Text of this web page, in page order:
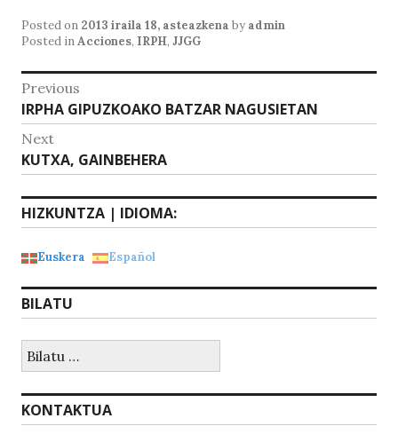
at
s
A
p
p
c
e
b
o
o
k
ai
l
Posted on 2013 iraila 18, asteazkena by admin
Posted inAcciones, IRPH, JJGG
Bidalketetan
zehar
nabigatu
Previous
Previous
post:
IRPHA GIPUZKOAKO BATZAR NAGUSIETAN
Next
Next
post:
KUTXA, GAINBEHERA
HIZKUNTZA | IDIOMA:
Euskera Español
BILATU
KONTAKTUA